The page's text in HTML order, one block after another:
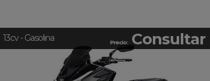
Precio: Consultar
13cv - Gasolina